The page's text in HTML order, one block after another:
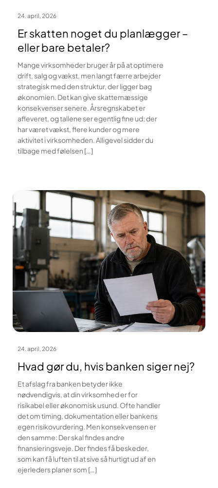
24. april, 2026
Er skatten noget du planlægger –
eller bare betaler?
Mange virksomheder bruger år på at optimere
drift, salg og vækst, men langt færre arbejder
strategisk med den struktur, der ligger bag
økonomien. Det kan give skattemæssige
konsekvenser senere. Årsregnskabet er
afleveret, og tallene ser egentlig fine ud; der
har været vækst, flere kunder og mere
aktivitet i virksomheden. Alligevel sidder du
tilbage med følelsen […]
24. april, 2026
Hvad gør du, hvis banken siger nej?
Et afslag fra banken betyder ikke
nødvendigvis, at din virksomhed er for
risikabel eller økonomisk usund. Ofte handler
det om timing, dokumentation eller bankens
egen risikovurdering. Men konsekvensen er
den samme: Der skal findes andre
finansieringsveje. Der findes få beskeder,
som kan få luften til at sive så hurtigt ud af en
ejerleders planer som […]